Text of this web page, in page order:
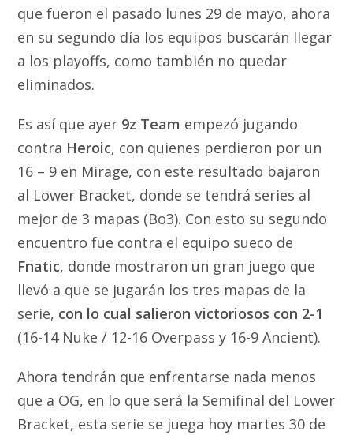
que fueron el pasado lunes 29 de mayo, ahora
en su segundo día los equipos buscarán llegar
a los playoffs, como también no quedar
eliminados.
Es así que ayer 9z Team empezó jugando
contra Heroic, con quienes perdieron por un
16 – 9 en Mirage, con este resultado bajaron
al Lower Bracket, donde se tendrá series al
mejor de 3 mapas (Bo3). Con esto su segundo
encuentro fue contra el equipo sueco de
Fnatic, donde mostraron un gran juego que
llevó a que se jugarán los tres mapas de la
serie, con lo cual salieron victoriosos con 2-1
(16-14 Nuke / 12-16 Overpass y 16-9 Ancient).
Ahora tendrán que enfrentarse nada menos
que a OG, en lo que será la Semifinal del Lower
Bracket, esta serie se juega hoy martes 30 de